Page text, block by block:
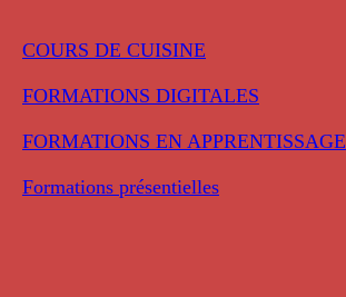
COURS DE CUISINE
FORMATIONS DIGITALES
FORMATIONS EN APPRENTISSAGE
Formations présentielles